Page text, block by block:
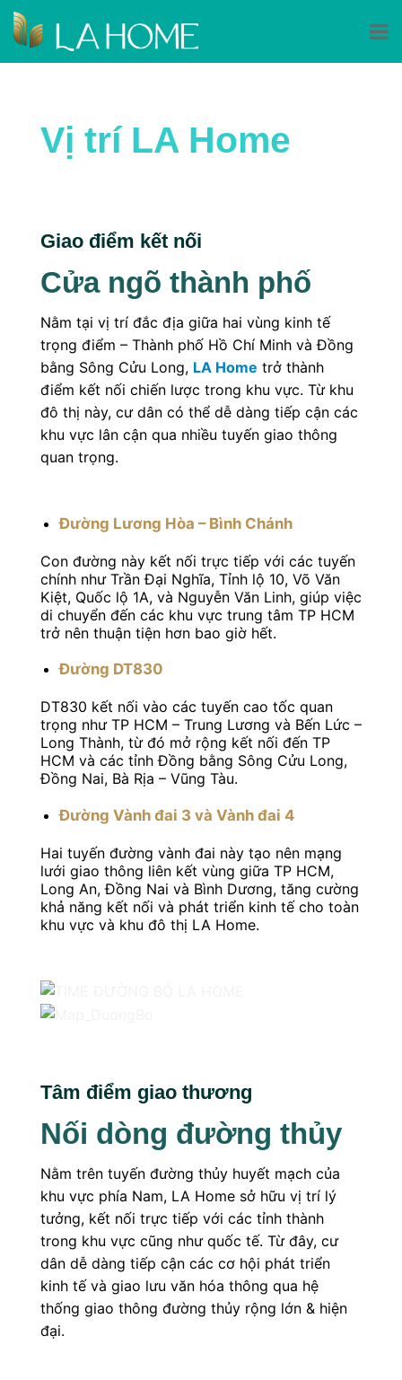
Vị trí LA Home
Giao điểm kết nối
Cửa ngõ thành phố
Nằm tại vị trí đắc địa giữa hai vùng kinh tế
trọng điểm – Thành phố Hồ Chí Minh và Đồng
bằng Sông Cửu Long, LA Home trở thành
điểm kết nối chiến lược trong khu vực. Từ khu
đô thị này, cư dân có thể dễ dàng tiếp cận các
khu vực lân cận qua nhiều tuyến giao thông
quan trọng.
Đường Lương Hòa – Bình Chánh
Con đường này kết nối trực tiếp với các tuyến
chính như Trần Đại Nghĩa, Tỉnh lộ 10, Võ Văn
Kiệt, Quốc lộ 1A, và Nguyễn Văn Linh, giúp việc
di chuyển đến các khu vực trung tâm TP HCM
trở nên thuận tiện hơn bao giờ hết.
Đường DT830
DT830 kết nối vào các tuyến cao tốc quan
trọng như TP HCM – Trung Lương và Bến Lức –
Long Thành, từ đó mở rộng kết nối đến TP
HCM và các tỉnh Đồng bằng Sông Cửu Long,
Đồng Nai, Bà Rịa – Vũng Tàu.
Đường Vành đai 3 và Vành đai 4
Hai tuyến đường vành đai này tạo nên mạng
lưới giao thông liên kết vùng giữa TP HCM,
Long An, Đồng Nai và Bình Dương, tăng cường
khả năng kết nối và phát triển kinh tế cho toàn
khu vực và khu đô thị LA Home.
Tâm điểm giao thương
Nối dòng đường thủy
Nằm trên tuyến đường thủy huyết mạch của
khu vực phía Nam, LA Home sở hữu vị trí lý
tưởng, kết nối trực tiếp với các tỉnh thành
trong khu vực cũng như quốc tế. Từ đây, cư
dân dễ dàng tiếp cận các cơ hội phát triển
kinh tế và giao lưu văn hóa thông qua hệ
thống giao thông đường thủy rộng lớn & hiện
đại.